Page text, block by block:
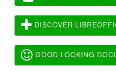
DISCOVER
GOOD LOOKING